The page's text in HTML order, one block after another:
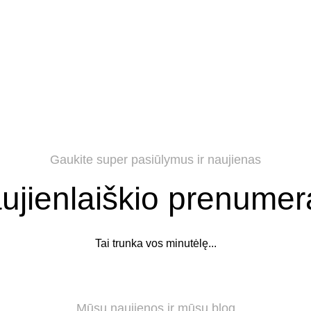
Gaukite super pasiūlymus ir naujienas
Tai trunka vos minutėlę...
Mūsų naujienos ir mūsų blog